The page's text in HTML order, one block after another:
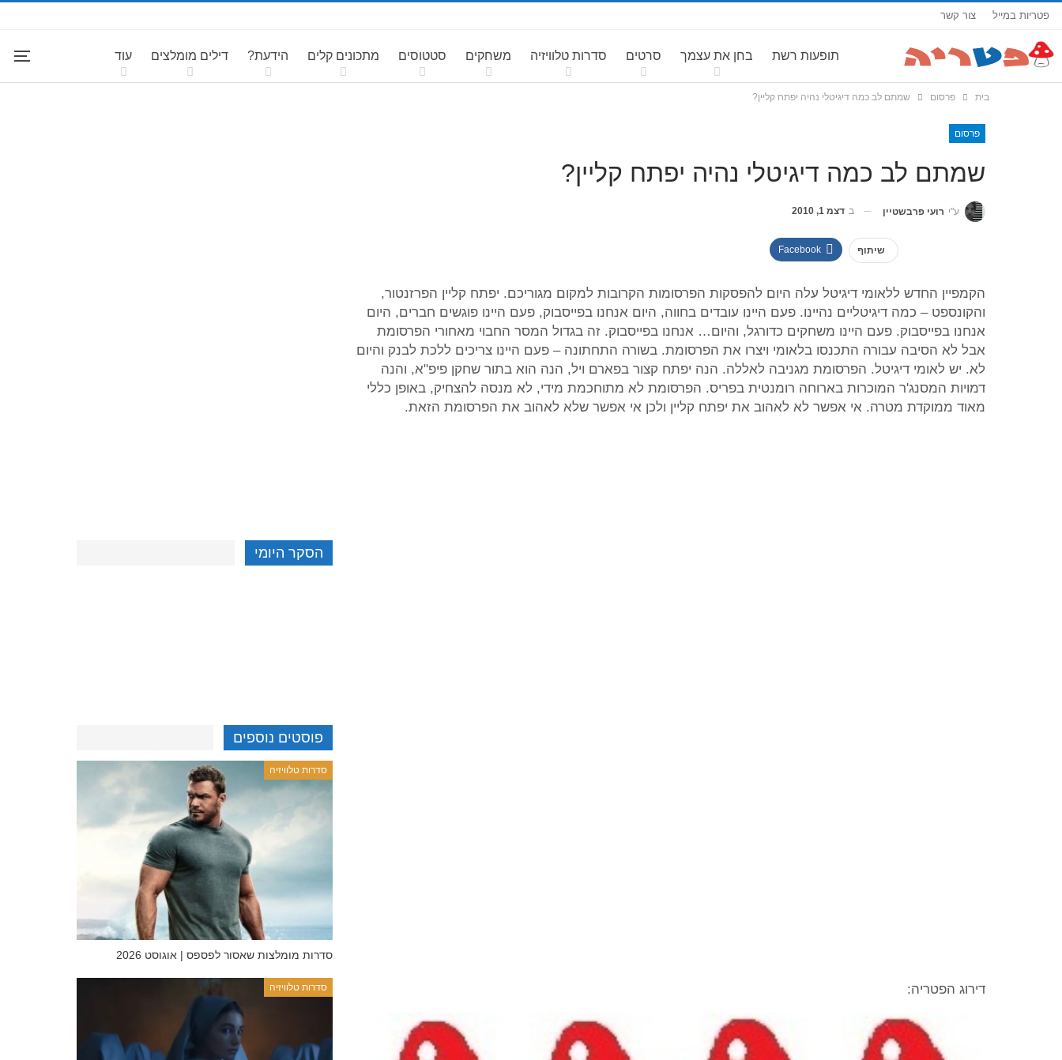
פטריות במייל צור קשר
תופעות רשת בחן את עצמך סרטים סדרות טלוויזיה משחקים סטטוסים מתכונים קלים הידעת? דילים מומלצים עוד
בית פרסום שמתם לב כמה דיגיטלי נהיה יפתח קליין?
פרסום
שמתם לב כמה דיגיטלי נהיה יפתח קליין?
ע"י רועי פרבשטיין ב דצמ 1, 2010
שיתוף Facebook
הקמפיין החדש ללאומי דיגיטל עלה היום להפסקות הפרסומות הקרובות למקום מגוריכם. יפתח קליין הפרזנטור,
והקונספט – כמה דיגיטליים נהיינו. פעם היינו עובדים בחווה, היום אנחנו בפייסבוק, פעם היינו פוגשים חברים, היום
אנחנו בפייסבוק. פעם היינו משחקים כדורגל, והיום… אנחנו בפייסבוק. זה בגדול המסר החבוי מאחורי הפרסומת
אבל לא הסיבה עבורה התכנסו בלאומי ויצרו את הפרסומת. בשורה התחתונה – פעם היינו צריכים ללכת לבנק והיום
לא. יש לאומי דיגיטל. הפרסומת מגניבה לאללה. הנה יפתח קצור בפארם ויל, הנה הוא בתור שחקן פיפ"א, והנה
דמויות המסנג'ר המוכרות בארוחה רומנטית בפריס. הפרסומת לא מתוחכמת מידי, לא מנסה להצחיק, באופן כללי
מאוד ממוקדת מטרה. אי אפשר לא לאהוב את יפתח קליין ולכן אי אפשר שלא לאהוב את הפרסומת הזאת.
דירוג הפטריה:
הסקר היומי
פוסטים נוספים
סדרות טלוויזיה
סדרות מומלצות שאסור לפספס | אוגוסט 2026
סדרות טלוויזיה